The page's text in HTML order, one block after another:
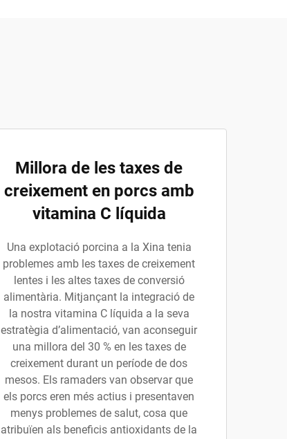
Millora de les taxes de
creixement en porcs amb
vitamina C líquida
Una explotació porcina a la Xina tenia
problemes amb les taxes de creixement
lentes i les altes taxes de conversió
alimentària. Mitjançant la integració de
la nostra vitamina C líquida a la seva
estratègia d’alimentació, van aconseguir
una millora del 30 % en les taxes de
creixement durant un període de dos
mesos. Els ramaders van observar que
els porcs eren més actius i presentaven
menys problemes de salut, cosa que
atribuïen als beneficis antioxidants de la